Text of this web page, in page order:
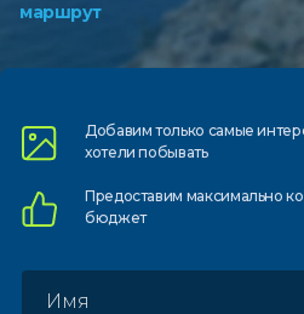
маршрут
Добавим только самые
хотели побывать
Предоставим максимально
бюджет